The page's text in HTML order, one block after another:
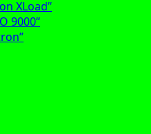
XLoad”
9000”